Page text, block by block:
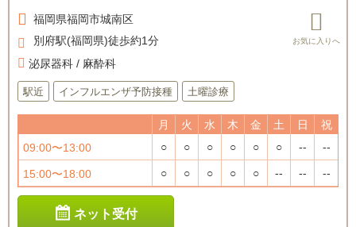
福岡県福岡市城南区
別府駅(福岡県)徒歩約1分
泌尿器科 / 麻酔科
駅近 インフルエンザ予防接種 土曜診療
月 火 水 木 金 土 日
祝
09:00〜13:00
○ ○ ○ ○ ○ ○ -- --
15:00〜18:00 ○ ○ ○ ○ ○ -- -- --
ネット受付